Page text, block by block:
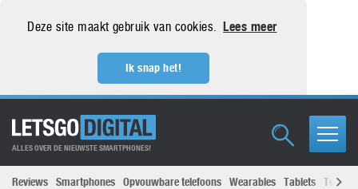
Deze site maakt gebruik van cookies. Lees meer
Ik snap het!
ALLES OVER DE NIEUWSTE SMARTPHONES!
Reviews Smartphones Opvouwbare telefoons Wearables Tablets